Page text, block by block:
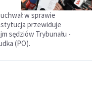
w sprawie
przewiduje
sędziów Trybunału -
(PO).